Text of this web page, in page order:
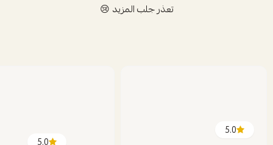
تعذر جلب المزيد 😢
5.0